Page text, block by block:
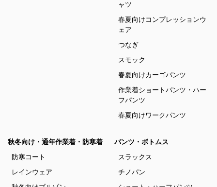
ャツ
春夏向けコンプレッションウ
ェア
つなぎ
スモック
春夏向けカーゴパンツ
作業着ショートパンツ・ハー
フパンツ
春夏向けワークパンツ
秋冬向け・通年作業着・防寒着
防寒コート
レインウェア
パンツ・ボトムス
スラックス
チノパン